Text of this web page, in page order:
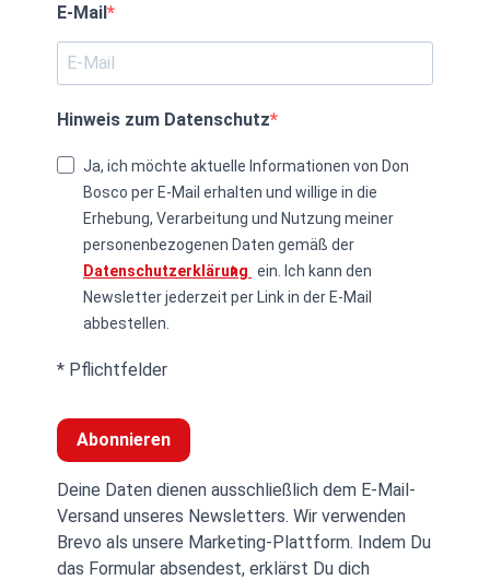
E-Mail
Hinweis zum Datenschutz
Ja, ich möchte aktuelle Informationen von Don
Bosco per E-Mail erhalten und willige in die
Erhebung, Verarbeitung und Nutzung meiner
personenbezogenen Daten gemäß der
Datenschutzerklärung ein. Ich kann den
Newsletter jederzeit per Link in der E-Mail
abbestellen.
* Pflichtfelder
Abonnieren
Deine Daten dienen ausschließlich dem E-Mail-
Versand unseres Newsletters. Wir verwenden
Brevo als unsere Marketing-Plattform. Indem Du
das Formular absendest, erklärst Du dich